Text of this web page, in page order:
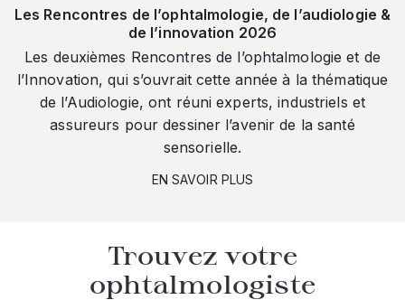
Les Rencontres de l’ophtalmologie, de l’audiologie &
de l’innovation 2026
Les deuxièmes Rencontres de l’ophtalmologie et de
l’Innovation, qui s’ouvrait cette année à la thématique
de l’Audiologie, ont réuni experts, industriels et
assureurs pour dessiner l’avenir de la santé
sensorielle.
EN SAVOIR PLUS
Trouvez votre
ophtalmologiste